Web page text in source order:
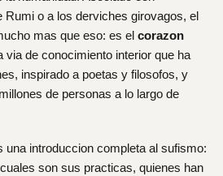
Rumi o a los derviches girovagos, el
mas que eso: es el corazon
via de conocimiento interior que ha
inspirado a poetas y filosofos, y
de personas a lo largo de
una introduccion completa al sufismo:
son sus practicas, quienes han